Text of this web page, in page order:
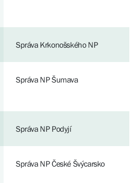
Správa Krkonošského NP
Správa NP Šumava
Správa NP Podyjí
Správa NP České Švýcarsko